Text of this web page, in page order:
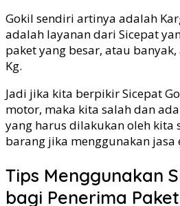
Gokil sendiri artinya adalah
adalah layanan dari Sicepat
paket yang besar, atau
Kg.
Jadi jika kita berpikir Sicepat
motor, maka kita salah dan
yang harus dilakukan oleh kita
barang jika menggunakan jasa
Tips Menggunakan
bagi Penerima Paket